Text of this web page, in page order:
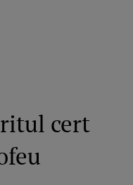
cert